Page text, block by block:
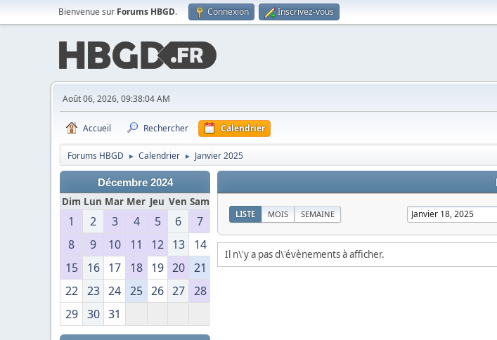
Bienvenue sur Forums HBGD. Connexion Inscrivez-vous
Août 06, 2026, 09:38:04 AM
Accueil Rechercher Calendrier
Forums HBGD ► Calendrier ► Janvier 2025
Décembre 2024
Dim Lun Mar Mer Jeu Ven Sam
1 2 3 4 5 6
7
8
9 10 11 12 13
14
15
16 17 18 19 20
21
22
23 24 25 26 27
28
29
30 31
LISTE MOIS SEMAINE
Il n\'y a pas d\'évènements à afficher.